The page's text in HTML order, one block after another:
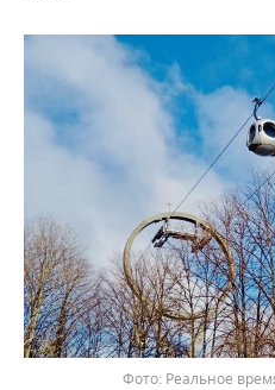
ХОККЕЙ С МЯЧОМ
ПРОИСШЕСТВИЯ
Реальное